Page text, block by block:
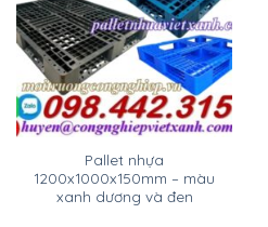
Pallet nhựa
1200x1000x150mm – màu
xanh dương và đen